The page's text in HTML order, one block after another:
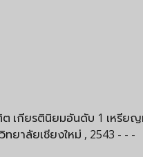
เกียรตินิยมอันดับ 1 เหรีย
ยาลัยเชียงใหม่ , 2543 - - -